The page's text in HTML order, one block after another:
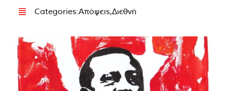
Categories:Απόψεις,Διεθνή